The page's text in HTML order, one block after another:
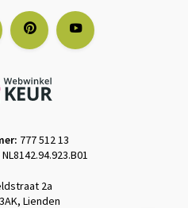
2a
Lienden
777 512 13
NL8142.94.923.B01